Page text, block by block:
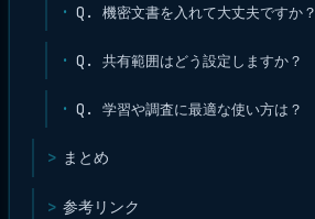
Q. 機密文書を入れて大丈夫ですか？
Q. 共有範囲はどう設定しますか？
Q. 学習や調査に最適な使い方は？
まとめ
参考リンク